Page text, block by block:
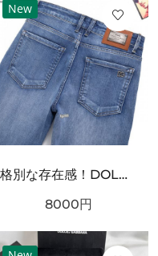
New
格別な存在感！DOLCE＆GABBANA ドルチェ＆ガッバーナ コピー ジーパン 限定予約受付中
8000円